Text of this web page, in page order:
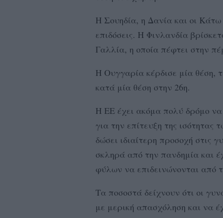
Η Σουηδία, η Δανία και οι
επιδόσεις. Η Φινλανδία
Γαλλία, η οποία πέφτει στην
Η Ουγγαρία κέρδισε μία θέση,
κατά μία θέση στην 26η.
H ΕΕ έχει ακόμα πολύ δρόμο να
για την επίτευξη της
δώσει ιδιαίτερη προσοχή στις
σκληρά από την πανδημία και
φύλων να επιδεινώνονται από
Τα ποσοστά δείχνουν ότι οι
με μερική απασχόληση και να